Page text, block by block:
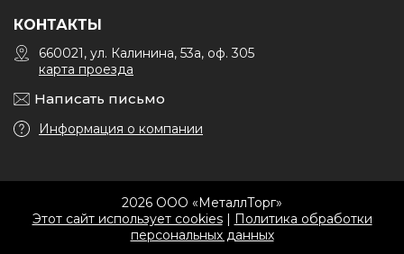
КОНТАКТЫ
660021, ул. Калинина, 53а, оф. 305
карта проезда
Написать письмо
Информация о компании
2026 ООО «МеталлТорг»
Этот сайт использует cookies| Политика обработки
персональных данных